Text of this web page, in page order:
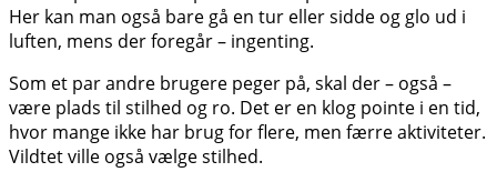
Her kan man også bare gå en tur eller sidde og glo ud i
luften, mens der foregår – ingenting.
Som et par andre brugere peger på, skal der – også –
være plads til stilhed og ro. Det er en klog pointe i en tid,
hvor mange ikke har brug for flere, men færre aktiviteter.
Vildtet ville også vælge stilhed.